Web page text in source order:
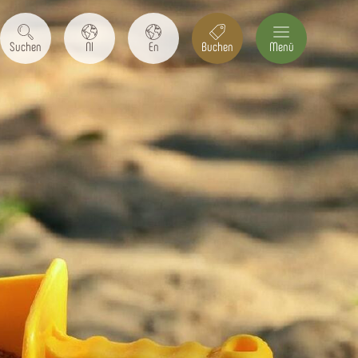
Suchen Nl En Buchen Menü